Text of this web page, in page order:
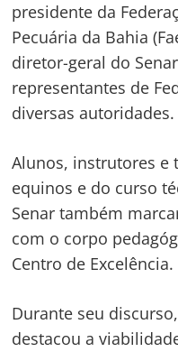
presidente da
Pecuária da Bahia
diretor-geral do
representantes de
diversas autoridades.
Alunos, instrutores e
equinos e do curso
Senar também
com o corpo
Centro de Excelência.
Durante seu
destacou a